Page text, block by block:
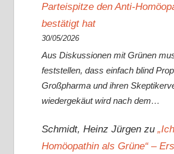
Parteispitze den Anti-
bestätigt hat
30/05/2026
Aus Diskussionen mit Grünen
feststellen, dass einfach blind
Großpharma und ihren
wiedergekäut wird nach dem…
Schmidt, Heinz Jürgenzu
Homöopathin als Grüne“ –